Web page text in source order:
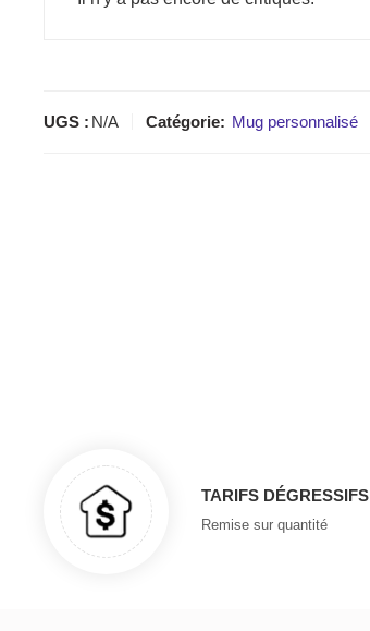
UGS : N/A Catégorie: Mug personnalisé
TARIFS DÉGRESSIFS
Remise sur quantité